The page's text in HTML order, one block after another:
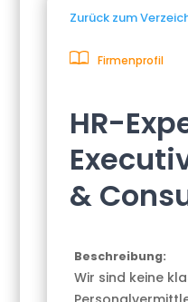
Zurück zum
Firmenprofil
HR-
&
Beschreibung:
Wir sind keine